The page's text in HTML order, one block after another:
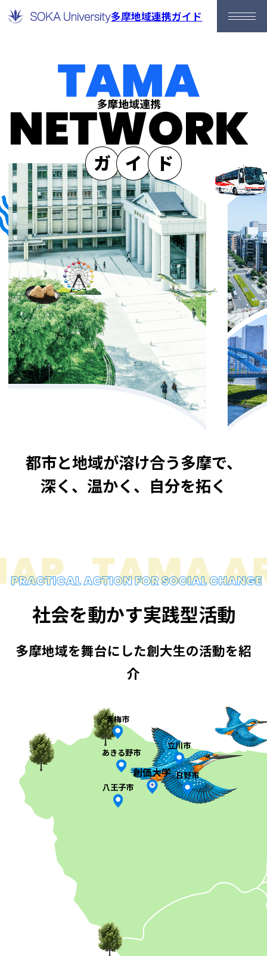
多摩地域連携ガイド
ガ イ ド
都市と地域が溶け合う多摩で、
深く、温かく、自分を拓く
社会を動かす実践型活動
多摩地域を舞台にした創大生の活動を紹
介
青梅市
あきる野市
創価大学
八王子市
日野市
立川市